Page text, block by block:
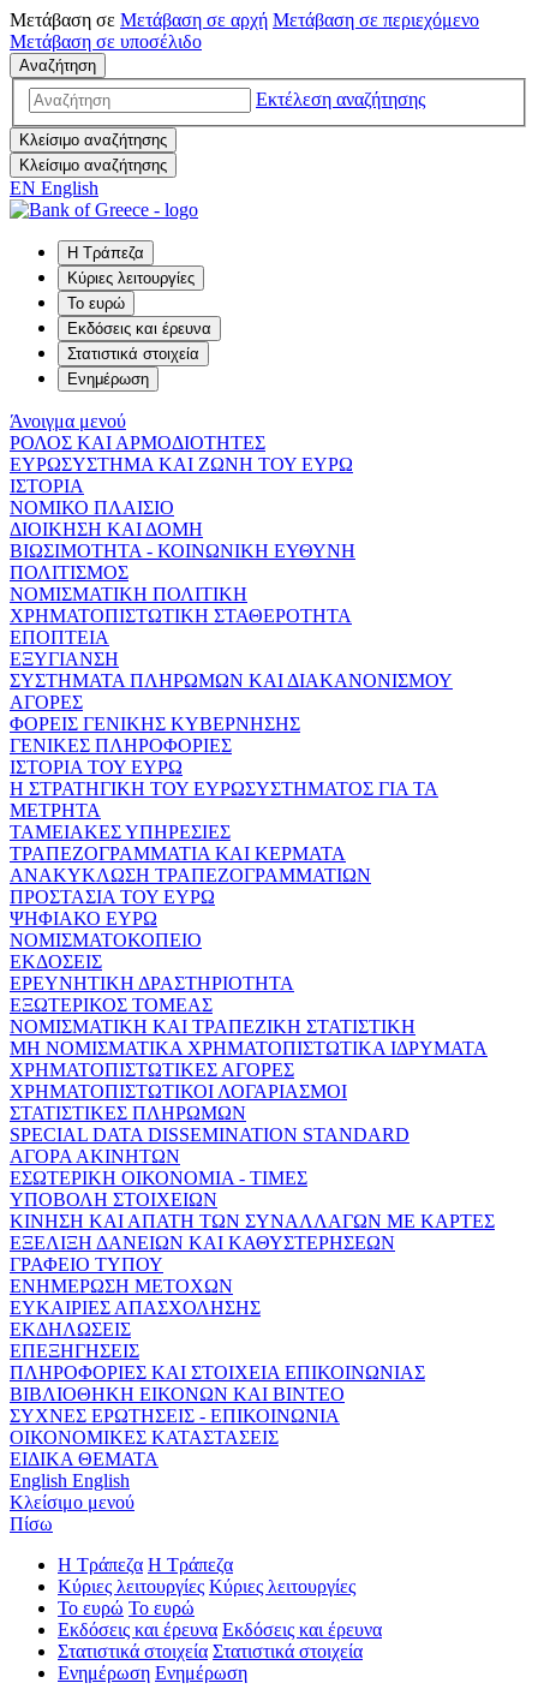
Μετάβαση σε Μετάβαση σε αρχή Μετάβαση σε περιεχόμενο
Μετάβαση σε υποσέλιδο
Αναζήτηση
Εκτέλεση αναζήτησης
Κλείσιμο αναζήτησης
Κλείσιμο αναζήτησης
EN English
Η Τράπεζα
Κύριες λειτουργίες
Το ευρώ
Εκδόσεις και έρευνα
Στατιστικά στοιχεία
Ενημέρωση
Άνοιγμα μενού
ΡΟΛΟΣ ΚΑΙ ΑΡΜΟΔΙΟΤΗΤΕΣ
ΕΥΡΩΣΥΣΤΗΜΑ ΚΑΙ ΖΩΝΗ ΤΟΥ ΕΥΡΩ
ΙΣΤΟΡΙΑ
ΝΟΜΙΚΟ ΠΛΑΙΣΙΟ
ΔΙΟΙΚΗΣΗ ΚΑΙ ΔΟΜΗ
ΒΙΩΣΙΜΟΤΗΤΑ - ΚΟΙΝΩΝΙΚΗ ΕΥΘΥΝΗ
ΠΟΛΙΤΙΣΜΟΣ
ΝΟΜΙΣΜΑΤΙΚΗ ΠΟΛΙΤΙΚΗ
ΧΡΗΜΑΤΟΠΙΣΤΩΤΙΚΗ ΣΤΑΘΕΡΟΤΗΤΑ
ΕΠΟΠΤΕΙΑ
ΕΞΥΓΙΑΝΣΗ
ΣΥΣΤΗΜΑΤΑ ΠΛΗΡΩΜΩΝ ΚΑΙ ΔΙΑΚΑΝΟΝΙΣΜΟΥ
ΑΓΟΡΕΣ
ΦΟΡΕΙΣ ΓΕΝΙΚΗΣ ΚΥΒΕΡΝΗΣΗΣ
ΓΕΝΙΚΕΣ ΠΛΗΡΟΦΟΡΙΕΣ
ΙΣΤΟΡΙΑ ΤΟΥ ΕΥΡΩ
Η ΣΤΡΑΤΗΓΙΚΗ ΤΟΥ ΕΥΡΩΣΥΣΤΗΜΑΤΟΣ ΓΙΑ ΤΑ
ΜΕΤΡΗΤΑ
ΤΑΜΕΙΑΚΕΣ ΥΠΗΡΕΣΙΕΣ
ΤΡΑΠΕΖΟΓΡΑΜΜΑΤΙΑ ΚΑΙ ΚΕΡΜΑΤΑ
ΑΝΑΚΥΚΛΩΣΗ ΤΡΑΠΕΖΟΓΡΑΜΜΑΤΙΩΝ
ΠΡΟΣΤΑΣΙΑ ΤΟΥ ΕΥΡΩ
ΨΗΦΙΑΚΟ ΕΥΡΩ
ΝΟΜΙΣΜΑΤΟΚΟΠΕΙΟ
ΕΚΔΟΣΕΙΣ
ΕΡΕΥΝΗΤΙΚΗ ΔΡΑΣΤΗΡΙΟΤΗΤΑ
ΕΞΩΤΕΡΙΚΟΣ ΤΟΜΕΑΣ
ΝΟΜΙΣΜΑΤΙΚΗ ΚΑΙ ΤΡΑΠΕΖΙΚΗ ΣΤΑΤΙΣΤΙΚΗ
ΜΗ ΝΟΜΙΣΜΑΤΙΚΑ ΧΡΗΜΑΤΟΠΙΣΤΩΤΙΚΑ ΙΔΡΥΜΑΤΑ
ΧΡΗΜΑΤΟΠΙΣΤΩΤΙΚΕΣ ΑΓΟΡΕΣ
ΧΡΗΜΑΤΟΠΙΣΤΩΤΙΚΟΙ ΛΟΓΑΡΙΑΣΜΟΙ
ΣΤΑΤΙΣΤΙΚΕΣ ΠΛΗΡΩΜΩΝ
SPECIAL DATA DISSEMINATION STANDARD
ΑΓΟΡΑ ΑΚΙΝΗΤΩΝ
ΕΣΩΤΕΡΙΚΗ ΟΙΚΟΝΟΜΙΑ - ΤΙΜΕΣ
ΥΠΟΒΟΛΗ ΣΤΟΙΧΕΙΩΝ
ΚΙΝΗΣΗ ΚΑΙ ΑΠΑΤΗ ΤΩΝ ΣΥΝΑΛΛΑΓΩΝ ΜΕ ΚΑΡΤΕΣ
ΕΞΕΛΙΞΗ ΔΑΝΕΙΩΝ ΚΑΙ ΚΑΘΥΣΤΕΡΗΣΕΩΝ
ΓΡΑΦΕΙΟ ΤΥΠΟΥ
ΕΝΗΜΕΡΩΣΗ ΜΕΤΟΧΩΝ
ΕΥΚΑΙΡΙΕΣ ΑΠΑΣΧΟΛΗΣΗΣ
ΕΚΔΗΛΩΣΕΙΣ
ΕΠΕΞΗΓΗΣΕΙΣ
ΠΛΗΡΟΦΟΡΙΕΣ ΚΑΙ ΣΤΟΙΧΕΙΑ ΕΠΙΚΟΙΝΩΝΙΑΣ
ΒΙΒΛΙΟΘΗΚΗ ΕΙΚΟΝΩΝ ΚΑΙ ΒΙΝΤΕΟ
ΣΥΧΝΕΣ ΕΡΩΤΗΣΕΙΣ - ΕΠΙΚΟΙΝΩΝΙΑ
ΟΙΚΟΝΟΜΙΚΕΣ ΚΑΤΑΣΤΑΣΕΙΣ
ΕΙΔΙΚΑ ΘΕΜΑΤΑ
English English
Κλείσιμο μενού
Πίσω
Η Τράπεζα Η Τράπεζα
Κύριες λειτουργίες Κύριες λειτουργίες
Το ευρώ Το ευρώ
Εκδόσεις και έρευνα Εκδόσεις και έρευνα
Στατιστικά στοιχεία Στατιστικά στοιχεία
Ενημέρωση Ενημέρωση